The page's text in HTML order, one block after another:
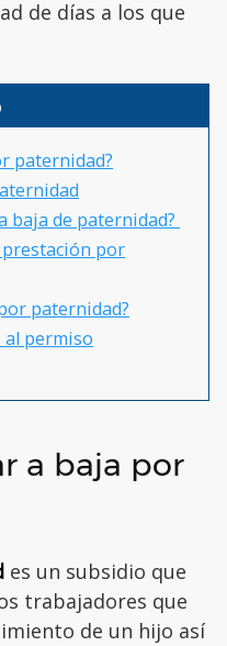
de días a los que
paternidad?
baja de paternidad?
por
paternidad?
al permiso
a baja por
es un subsidio que
trabajadores que
de un hijo así